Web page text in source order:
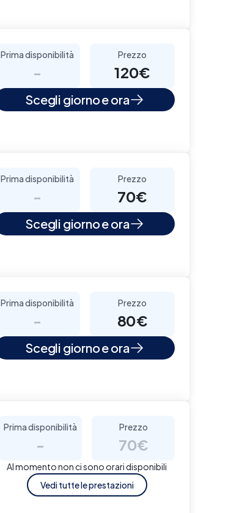
Prima disponibilità
-
Prezzo
120€
Scegli giorno e ora
Prima disponibilità
-
Prezzo
70€
Scegli giorno e ora
Prima disponibilità
-
Prezzo
80€
Scegli giorno e ora
Prima disponibilità
-
Prezzo
70€
Al momento non ci sono orari disponibili
Vedi tutte le prestazioni